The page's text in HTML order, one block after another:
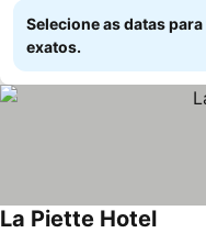
Selecione as datas
exatos.
La Piette Hotel